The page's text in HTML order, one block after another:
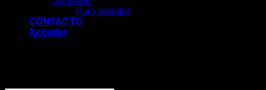
Para monitor
CONTACTO
Acceder